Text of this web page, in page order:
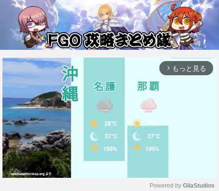
arrow_forward_ios もっと見る
Powered by GliaStudios